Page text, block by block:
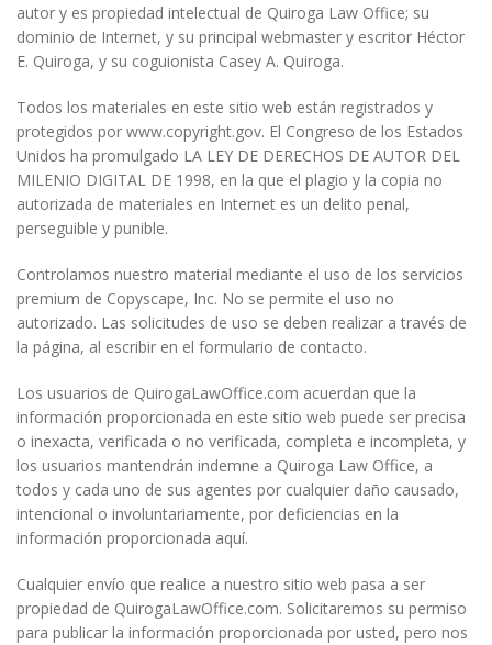
autor y es propiedad intelectual de Quiroga Law Office; su
dominio de Internet, y su principal webmaster y escritor Héctor
E. Quiroga, y su coguionista Casey A. Quiroga.
Todos los materiales en este sitio web están registrados y
protegidos por www.copyright.gov. El Congreso de los Estados
Unidos ha promulgado LA LEY DE DERECHOS DE AUTOR DEL
MILENIO DIGITAL DE 1998, en la que el plagio y la copia no
autorizada de materiales en Internet es un delito penal,
perseguible y punible.
Controlamos nuestro material mediante el uso de los servicios
premium de Copyscape, Inc. No se permite el uso no
autorizado. Las solicitudes de uso se deben realizar a través de
la página, al escribir en el formulario de contacto.
Los usuarios de QuirogaLawOffice.com acuerdan que la
información proporcionada en este sitio web puede ser precisa
o inexacta, verificada o no verificada, completa e incompleta, y
los usuarios mantendrán indemne a Quiroga Law Office, a
todos y cada uno de sus agentes por cualquier daño causado,
intencional o involuntariamente, por deficiencias en la
información proporcionada aquí.
Cualquier envío que realice a nuestro sitio web pasa a ser
propiedad de QuirogaLawOffice.com. Solicitaremos su permiso
para publicar la información proporcionada por usted, pero nos